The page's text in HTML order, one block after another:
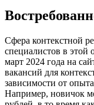
Сфера контекстной
специалистов в этой
март 2024 года на
вакансий для
зависимости от
Например, новичок